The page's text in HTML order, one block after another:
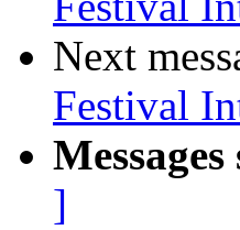
Next
Festival
]